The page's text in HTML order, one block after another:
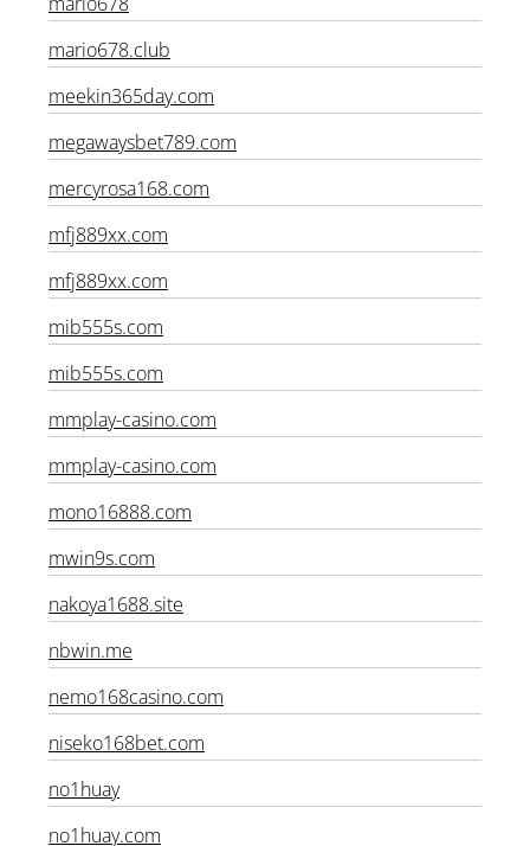
mario678
mario678.club
meekin365day.com
megawaysbet789.com
mercyrosa168.com
mfj889xx.com
mfj889xx.com
mib555s.com
mib555s.com
mmplay-casino.com
mmplay-casino.com
mono16888.com
mwin9s.com
nakoya1688.site
nbwin.me
nemo168casino.com
niseko168bet.com
no1huay